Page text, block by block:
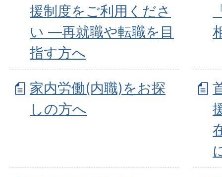
援制度をご利用くださ
い ―再就職や転職を目
指す方へ
家内労働(内職)をお探
しの方へ